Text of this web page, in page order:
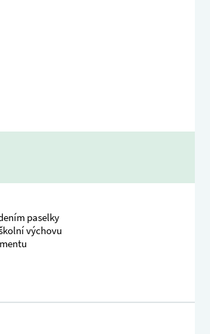
paselky
výchovu